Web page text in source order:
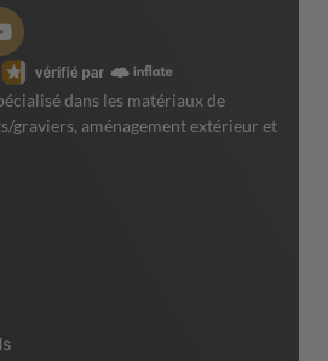
dans les matériaux de
graviers, aménagement extérieur et